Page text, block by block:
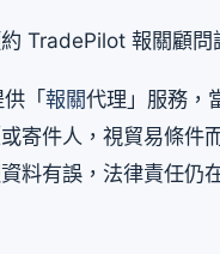
TradePilot 報關顧問
供「報關代理」服務，
寄件人，視貿易條
料有誤，法律責任仍